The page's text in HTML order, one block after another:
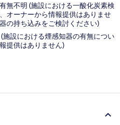
無不明 (施設における一酸化炭素検
オーナーから情報提供はありませ
の持ち込みをご検討ください)
施設における煙感知器の有無につい
提供はありません)